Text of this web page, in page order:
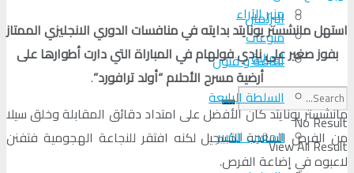
منبر الآراء
منوعات
ثقافة و فنون
No Result
View All Result
البرلمان
الجالية
السلطة الرابعة
المغرب الكبير
استهل مانشستر يونايتد بدايته في منافسات الدوري الانجليزي الممتاز
بفوز صغير على نادي فولهام في المباراة التي دارت أطوارها على
أرضية مسرح الأحلام “أولد ترافورد”.
مانشستر يونايتد كان الأفضل على امتداد دقائق المقابلة وخلق سيلا
من الفرص السانحة للتسجيل لكنه افتقر للنجاعة الهجومية فتفنن
لاعبوه في إضاعة الفرص.